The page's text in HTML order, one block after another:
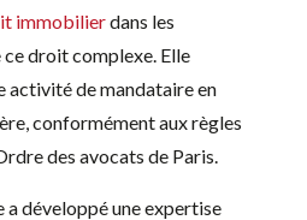
immobilierdans les
droit complexe. Elle
activité de mandataire en
conformément aux règles
des avocats de Paris.
a développé une expertise